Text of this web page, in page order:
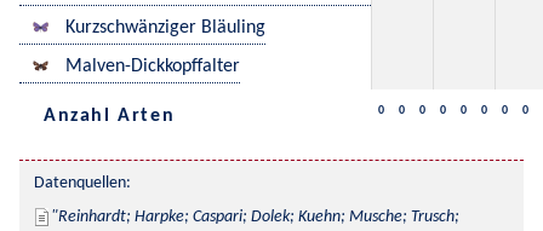
Kurzschwänziger Bläuling
Malven-Dickkopffalter
Anzahl Arten 0 0 0 0 0 0 0 0
Datenquellen:
Reinhardt; Harpke; Caspari; Dolek; Kuehn; Musche; Trusch;